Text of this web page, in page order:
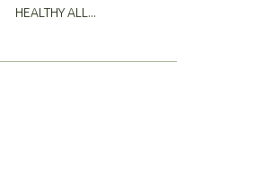
HEALTHY ALL...